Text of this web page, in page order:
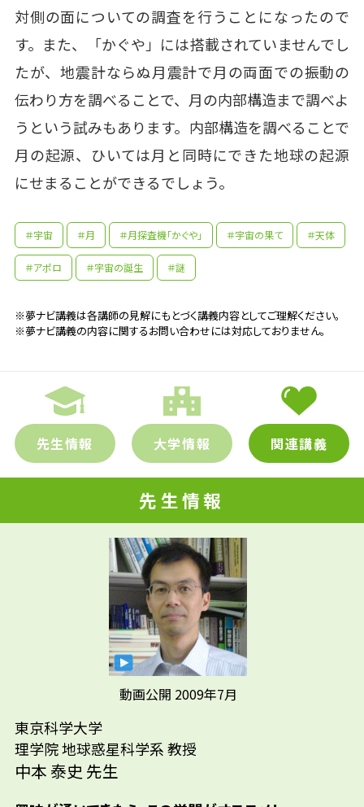
対側の面についての調査を行うことになったので
す。また、「かぐや」には搭載されていませんでし
たが、地震計ならぬ月震計で月の両面での振動の
伝わり方を調べることで、月の内部構造まで調べよ
うという試みもあります。内部構造を調べることで
月の起源、ひいては月と同時にできた地球の起源
にせまることができるでしょう。
＃宇宙 ＃月 ＃月探査機「かぐや」 ＃宇宙の果て ＃天体
＃アポロ ＃宇宙の誕生 ＃謎
※夢ナビ講義は各講師の見解にもとづく講義内容としてご理解ください。
※夢ナビ講義の内容に関するお問い合わせには対応しておりません。
先生情報 大学情報 関連講義
先生情報
動画公開 2009年7月
東京科学大学
理学院 地球惑星科学系 教授
中本 泰史 先生
先生の学問へのきっかけは？
決定的だったのは、大学で聞いたある教授の
講義です。しかし、子どもの頃から関心は持っ
ていました。小学生の頃、偶然手にした図鑑
先輩たちはどんな仕事に携わって
いるの？